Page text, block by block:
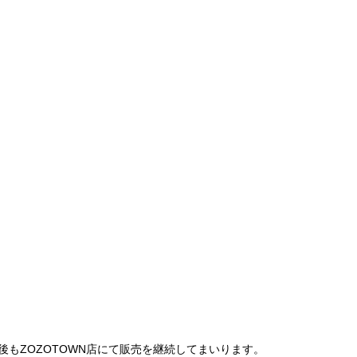
ZOZOTOWN店にて販売を継続してまいります。